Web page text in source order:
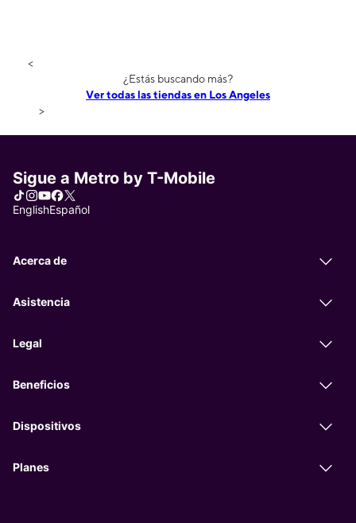
<
¿Estás buscando más?
Ver todas las tiendas en Los Angeles
>